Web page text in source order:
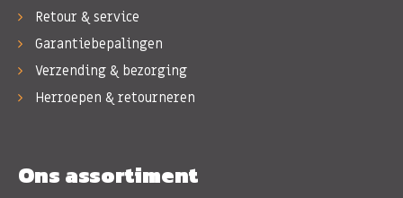
Retour & service
Garantiebepalingen
Verzending & bezorging
Herroepen & retourneren
Ons assortiment